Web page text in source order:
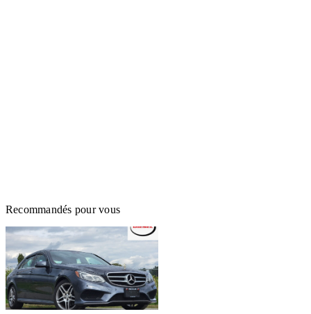
Recommandés pour vous